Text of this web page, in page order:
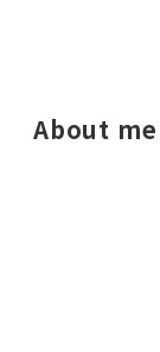
About me